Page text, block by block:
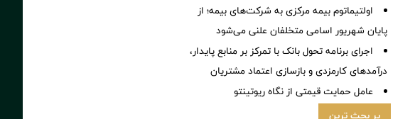
اولتیماتوم بیمه مرکزی به شرکت‌های بیمه؛ از
پایان شهریور اسامی متخلفان علنی می‌شود
اجرای برنامه تحول بانک با تمرکز بر منابع پایدار،
درآمدهای کارمزدی و بازسازی اعتماد مشتریان
عامل حمایت قیمتی از نگاه ریوتینتو